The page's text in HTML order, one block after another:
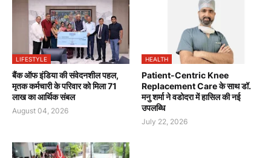
LIFESTYLE
बैंक ऑफ इंडिया की संवेदनशील पहल,
मृतक कर्मचारी के परिवार को मिला 71
लाख का आर्थिक संबल
August 04, 2026
HEALTH
Patient-Centric Knee
Replacement Care के साथ डॉ.
मनु शर्मा ने वडोदरा में हासिल की नई
उपलब्धि
July 22, 2026